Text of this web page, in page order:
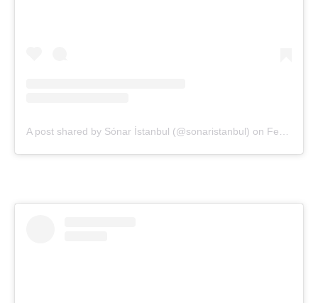
A post shared by Sónar İstanbul (@sonaristanbul) on Feb 4, 2020 at 4:00am PST